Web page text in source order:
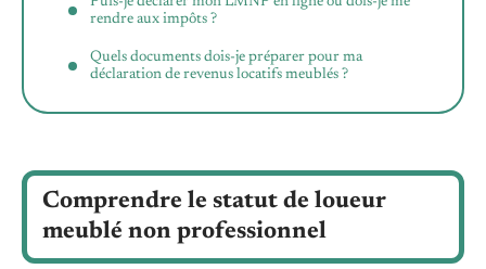
rendre aux impôts ?
Quels documents dois-je préparer pour ma
déclaration de revenus locatifs meublés ?
Comprendre le statut de loueur
meublé non professionnel